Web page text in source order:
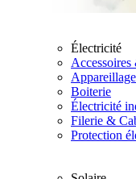
Électricité
Boiterie
Électricité
Filerie &
Protection